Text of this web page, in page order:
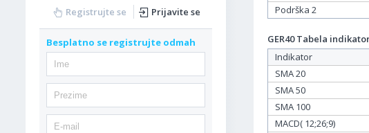
Registrujte se Prijavite se
Besplatno se registrujte odmah
Podrška 2
GER40 Tabela
Indikator
SMA 20
SMA 50
SMA 100
MACD( 12;26;9)